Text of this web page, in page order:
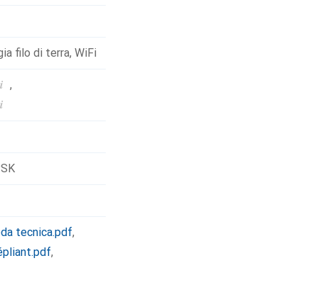
filo di terra, WiFi
i ,
i
tecnica.pdf,
,